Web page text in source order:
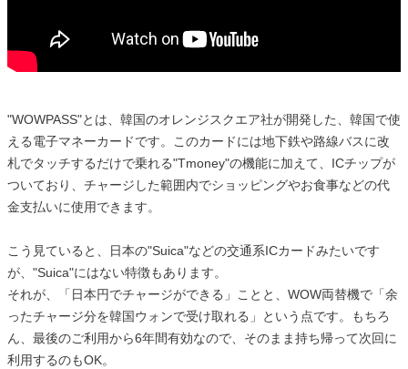
"WOWPASS"とは、韓国のオレンジスクエア社が開発した、韓国で使
える電子マネーカードです。このカードには地下鉄や路線バスに改
札でタッチするだけで乗れる"Tmoney"の機能に加えて、ICチップが
ついており、チャージした範囲内でショッピングやお食事などの代
金支払いに使用できます。
こう見ていると、日本の"Suica"などの交通系ICカードみたいです
が、"Suica"にはない特徴もあります。
それが、「日本円でチャージができる」ことと、WOW両替機で「余
ったチャージ分を韓国ウォンで受け取れる」という点です。もちろ
ん、最後のご利用から6年間有効なので、そのまま持ち帰って次回に
利用するのもOK。